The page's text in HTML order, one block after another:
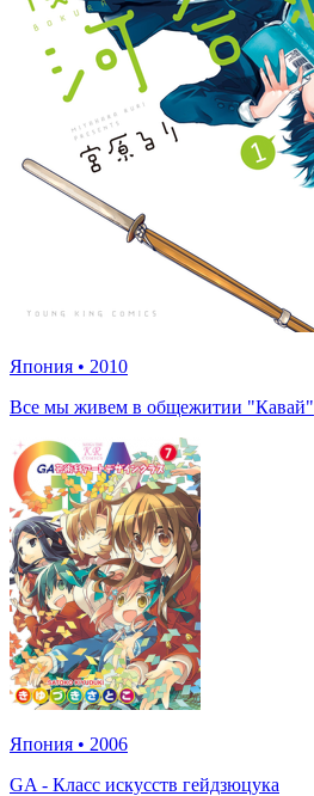
Япония • 2010
Все мы живем в общежитии "Кавай"
Япония • 2006
GA - Класс искусств гейдзюцука